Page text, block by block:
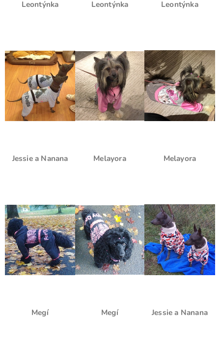
Leontýnka Leontýnka Leontýnka
Jessie a Nanana Melayora Melayora
Megí Megí Jessie a Nanana